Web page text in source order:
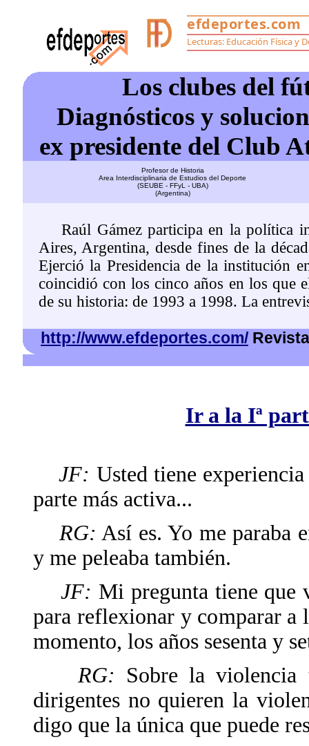
Los clubes del
Diagnósticos y
ex presidente del Club
Profesor de Historia
Area Interdisciplinaria de Estudios del Deporte
(SEUBE - FFyL - UBA)
(Argentina)
Raúl Gámez participa en la política
Aires, Argentina, desde fines de la
Ejerció la Presidencia de la institución
coincidió con los cinco años en los que
de su historia: de 1993 a 1998. La
http://www.efdeportes.com/
Ir a la Iª
JF: Usted tiene
parte más activa...
RG: Así es. Yo me paraba
y me peleaba también.
JF: Mi pregunta tiene que
para reflexionar y comparar a
momento, los años sesenta y
RG: Sobre la
dirigentes no quieren la
digo que la única que puede